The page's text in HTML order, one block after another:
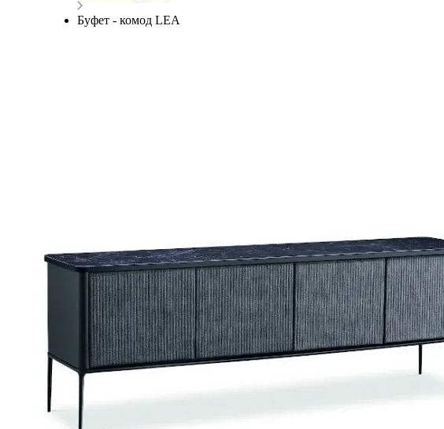
Буфет - комод LEA